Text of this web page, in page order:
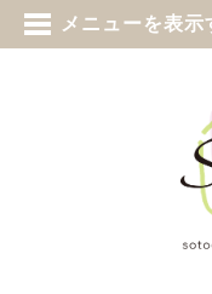
メニューを表示
tel